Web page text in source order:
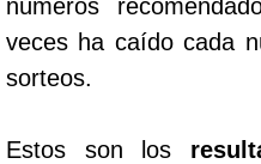
Super Chontico
números
veces ha caído cada
sorteos.
Estos son los